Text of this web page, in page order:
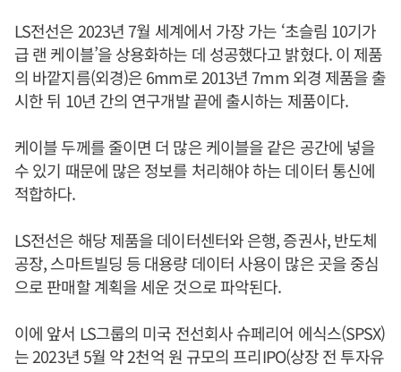
LS전선은 2023년 7월 세계에서 가장 가는 ‘초슬림 10기가
급 랜 케이블’을 상용화하는 데 성공했다고 밝혔다. 이 제품
의 바깥지름(외경)은 6mm로 2013년 7mm 외경 제품을 출
시한 뒤 10년 간의 연구개발 끝에 출시하는 제품이다.
케이블 두께를 줄이면 더 많은 케이블을 같은 공간에 넣을
수 있기 때문에 많은 정보를 처리해야 하는 데이터 통신에
적합하다.
LS전선은 해당 제품을 데이터센터와 은행, 증권사, 반도체
공장, 스마트빌딩 등 대용량 데이터 사용이 많은 곳을 중심
으로 판매할 계획을 세운 것으로 파악된다.
이에 앞서 LS그룹의 미국 전선회사 슈페리어 에식스(SPSX)
는 2023년 5월 약 2천억 원 규모의 프리IPO(상장 전 투자유